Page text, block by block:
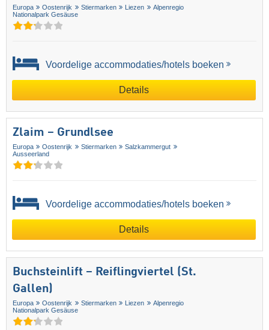
Europa Oostenrijk Stiermarken Liezen
Alpenregio
Nationalpark Gesäuse
Voordelige accommodaties/hotels boeken
Details
Zlaim – Grundlsee
Europa Oostenrijk Stiermarken
Salzkammergut
Ausseerland
Voordelige accommodaties/hotels boeken
Details
Buchsteinlift – Reiflingviertel (St.
Gallen)
Europa Oostenrijk Stiermarken Liezen
Alpenregio
Nationalpark Gesäuse